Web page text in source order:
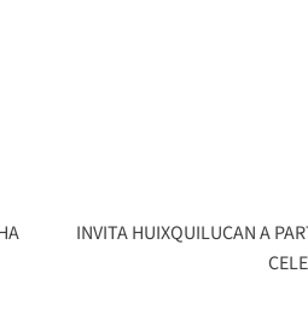
INVITA HUIXQUILUCAN A